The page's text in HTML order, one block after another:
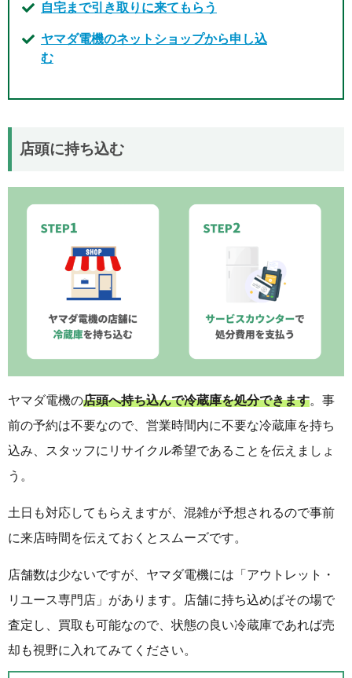
自宅まで引き取りに来てもらう
ヤマダ電機のネットショップから申し込
む
店頭に持ち込む
ヤマダ電機の店頭へ持ち込んで冷蔵庫を処分できます。事
前の予約は不要なので、営業時間内に不要な冷蔵庫を持ち
込み、スタッフにリサイクル希望であることを伝えましょ
う。
土日も対応してもらえますが、混雑が予想されるので事前
に来店時間を伝えておくとスムーズです。
店舗数は少ないですが、ヤマダ電機には「アウトレット・
リユース専門店」があります。店舗に持ち込めばその場で
査定し、買取も可能なので、状態の良い冷蔵庫であれば売
却も視野に入れてみてください。